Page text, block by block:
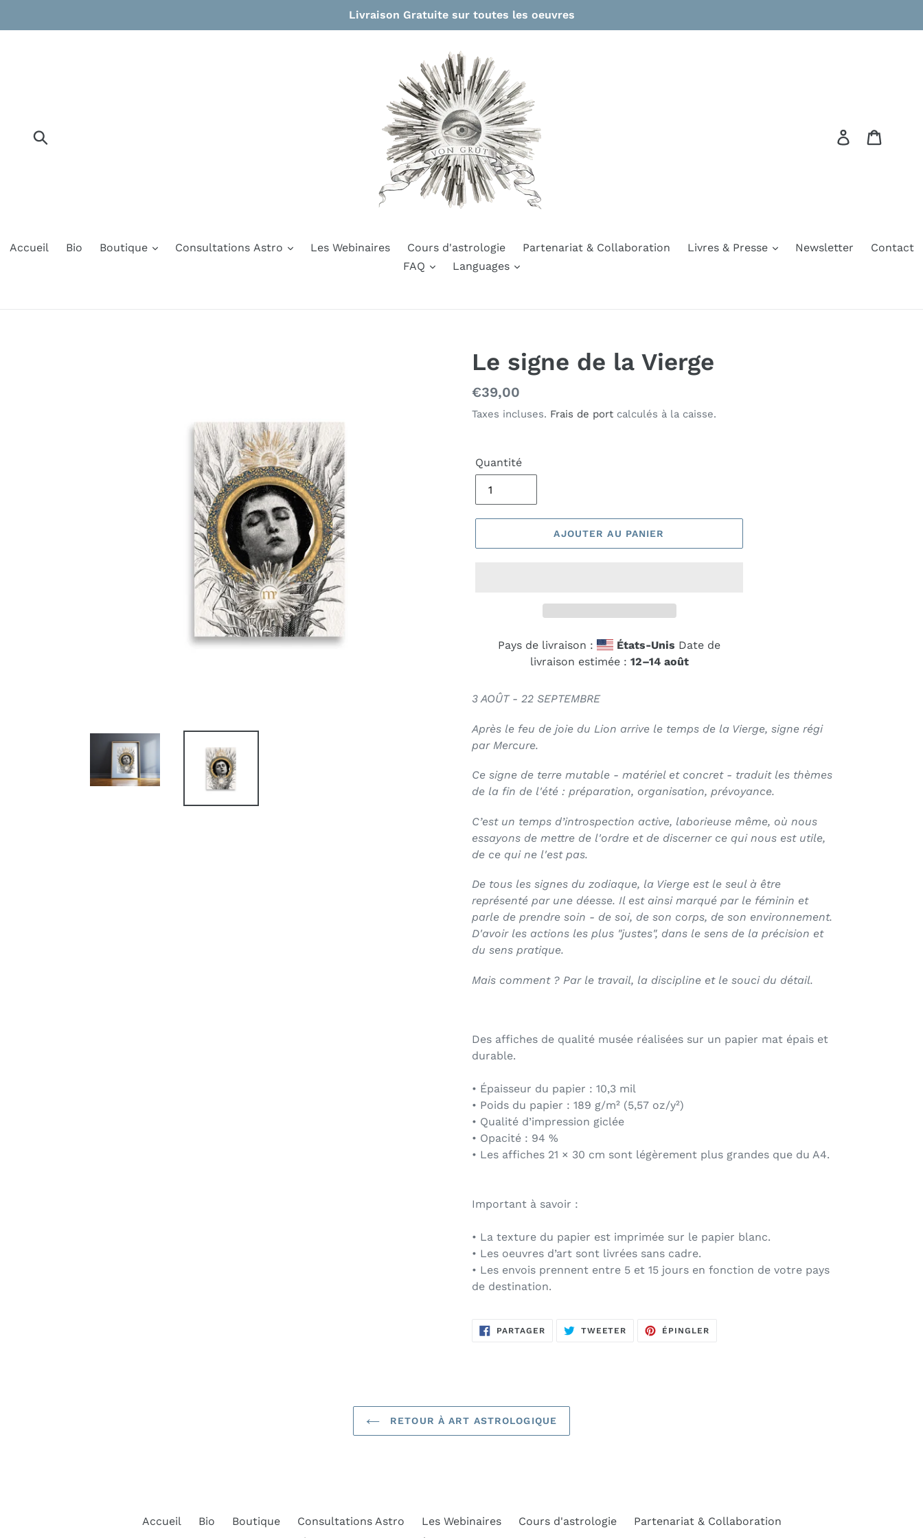
Livraison Gratuite sur toutes les oeuvres
Se connecter
Accueil Bio Boutique Consultations Astro Les Webinaires Cours d'astrologie Partenariat & Collaboration Livres & Presse Newsletter
Contact
FAQ
Languages
Le signe de la Vierge
Prix
normal
€39,00
Taxes incluses. Frais de port calculés à la caisse.
Quantité
AJOUTER AU PANIER
Pays de livraison : États-Unis Date de
livraison estimée : 12⁠–14 août
3 AOÛT - 22 SEPTEMBRE
Après le feu de joie du Lion arrive le temps de la Vierge, signe régi
par Mercure.
Ce signe de terre mutable - matériel et concret - traduit les thèmes
de la fin de l'été : préparation, organisation, prévoyance.
C’est un temps d’introspection active, laborieuse même, où nous
essayons de mettre de l'ordre et de discerner ce qui nous est utile,
de ce qui ne l'est pas.
De tous les signes du zodiaque, la Vierge est le seul à être
représenté par une déesse. Il est ainsi marqué par le féminin et
parle de prendre soin - de soi, de son corps, de son environnement.
D'avoir les actions les plus "justes", dans le sens de la précision et
du sens pratique.
Mais comment ? Par le travail, la discipline et le souci du détail.
Des affiches de qualité musée réalisées sur un papier mat épais et
durable.
• Épaisseur du papier : 10,3 mil
• Poids du papier : 189 g/m² (5,57 oz/y²)
• Qualité d’impression giclée
• Opacité : 94 %
• Les affiches 21 × 30 cm sont légèrement plus grandes que du A4.
Important à savoir :
• La texture du papier est imprimée sur le papier blanc.
• Les oeuvres d’art sont livrées sans cadre.
• Les envois prennent entre 5 et 15 jours en fonction de votre pays
de destination.
PARTAGERPARTAGERTWEETER TWEETERÉPINGLER
RETOUR À ART ASTROLOGIQUE
Accueil Bio Boutique Consultations Astro Les Webinaires Cours d'astrologie
Partenariat & Collaboration